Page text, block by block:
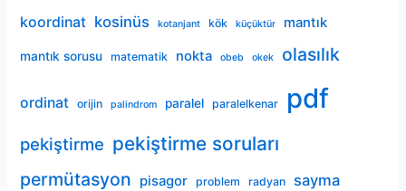
koordinat kosinüs kotanjant kök küçüktür mantık
mantık sorusu matematik nokta obeb okek olasılık
ordinat orijin palindrom paralel paralelkenar pdf
pekiştirme pekiştirme soruları
permütasyon pisagor problem radyan sayma